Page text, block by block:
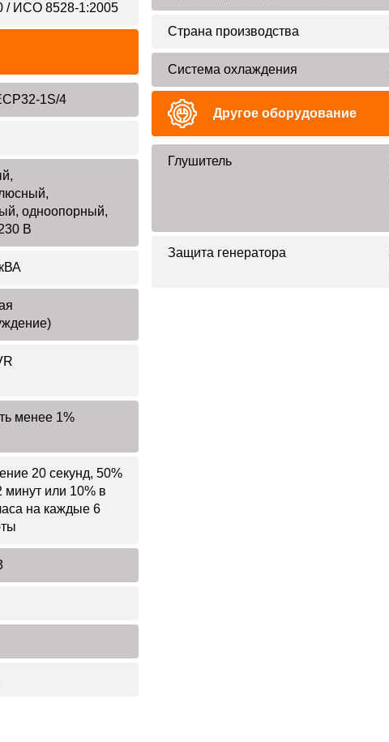
/ ИСО 8528-1:2005
1S/4
одноопорный,
В
менее 1%
20 секунд, 50%
минут или 10% в
на каждые 6
Страна производства
Система охлаждения
Другое оборудование
Глушитель
Защита генератора